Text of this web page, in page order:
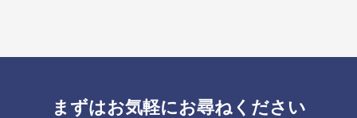
まずはお気軽にお尋ねください